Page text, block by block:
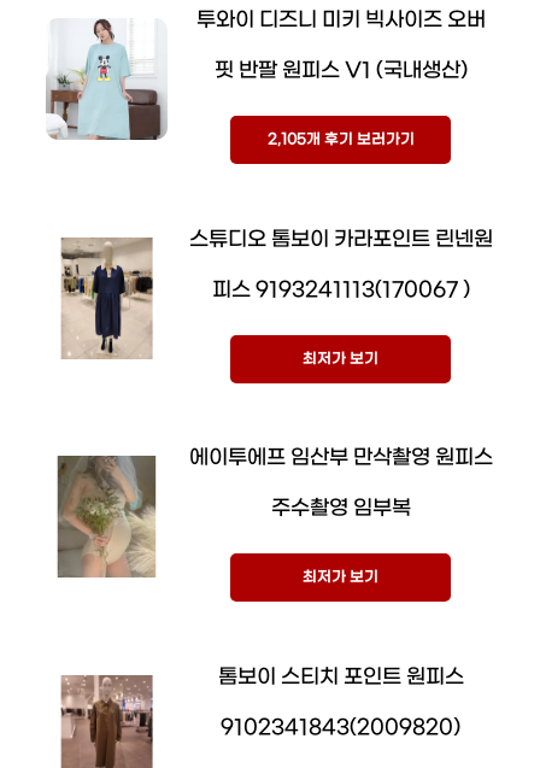
투와이 디즈니 미키 빅사이즈 오버
핏 반팔 원피스 V1 (국내생산)
2,105개 후기 보러가기
스튜디오 톰보이 카라포인트 린넨원
피스 9193241113(170067 )
최저가 보기
에이투에프 임산부 만삭촬영 원피스
주수촬영 임부복
최저가 보기
톰보이 스티치 포인트 원피스
9102341843(2009820)